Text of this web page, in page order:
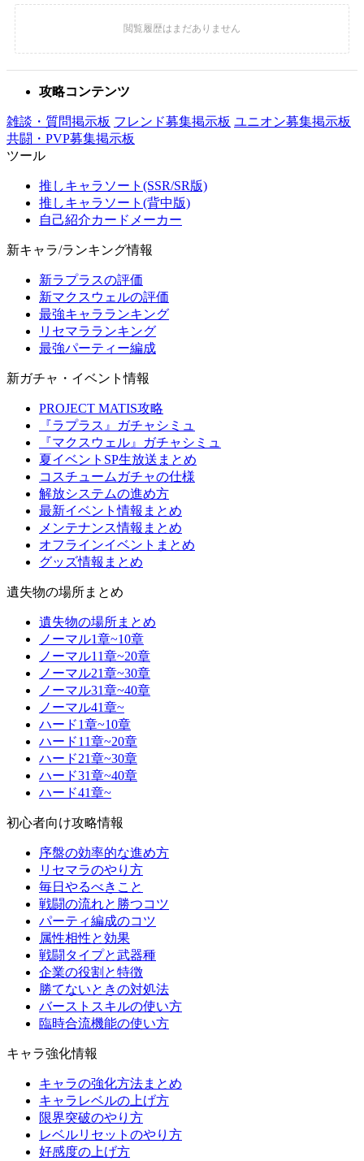
攻略コンテンツ
雑談・質問掲示板 フレンド募集掲示板 ユニオン募集掲示板
共闘・PVP募集掲示板
ツール
推しキャラソート(SSR/SR版)
推しキャラソート(背中版)
自己紹介カードメーカー
新キャラ/ランキング情報
新ラプラスの評価
新マクスウェルの評価
最強キャラランキング
リセマラランキング
最強パーティー編成
新ガチャ・イベント情報
PROJECT MATIS攻略
『ラプラス』ガチャシミュ
『マクスウェル』ガチャシミュ
夏イベントSP生放送まとめ
コスチュームガチャの仕様
解放システムの進め方
最新イベント情報まとめ
メンテナンス情報まとめ
オフラインイベントまとめ
グッズ情報まとめ
遺失物の場所まとめ
遺失物の場所まとめ
ノーマル1章~10章
ノーマル11章~20章
ノーマル21章~30章
ノーマル31章~40章
ノーマル41章~
ハード1章~10章
ハード11章~20章
ハード21章~30章
ハード31章~40章
ハード41章~
初心者向け攻略情報
序盤の効率的な進め方
リセマラのやり方
毎日やるべきこと
戦闘の流れと勝つコツ
パーティ編成のコツ
属性相性と効果
戦闘タイプと武器種
企業の役割と特徴
勝てないときの対処法
バーストスキルの使い方
臨時合流機能の使い方
キャラ強化情報
キャラの強化方法まとめ
キャラレベルの上げ方
限界突破のやり方
レベルリセットのやり方
好感度の上げ方